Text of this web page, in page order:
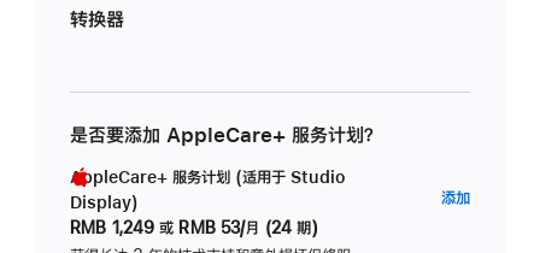
转换器
是否要添加 AppleCare+ 服务计划？
AppleCare+ 服务计划 (适用于 Studio
Display)
RMB 1,249 或 RMB 53/月 (24 期)
添加